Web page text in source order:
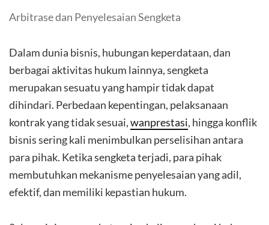
Arbitrase dan Penyelesaian Sengketa
Dalam dunia bisnis, hubungan keperdataan, dan
berbagai aktivitas hukum lainnya, sengketa
merupakan sesuatu yang hampir tidak dapat
dihindari. Perbedaan kepentingan, pelaksanaan
kontrak yang tidak sesuai,wanprestasi, hingga konflik
bisnis sering kali menimbulkan perselisihan antara
para pihak. Ketika sengketa terjadi, para pihak
membutuhkan mekanisme penyelesaian yang adil,
efektif, dan memiliki kepastian hukum.